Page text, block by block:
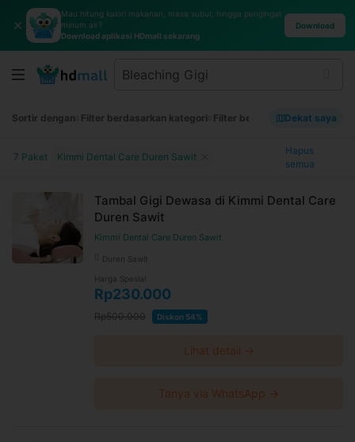
✕
Mau hitung kalori makanan, masa subur, hingga pengingat
minum air?
Download aplikasi HDmall sekarang
Download
Sortir dengan Filter berdasarkan kategori Filter berdasarkan merek
Dekat saya
7 Paket Kimmi Dental Care Duren Sawit
Hapus
semua
Tambal Gigi Dewasa di Kimmi Dental Care
Duren Sawit
Kimmi Dental Care Duren Sawit
Duren Sawit
Harga Spesial
Rp230.000
Rp500.000 Diskon 54%
Lihat detail →
Tanya via WhatsApp →